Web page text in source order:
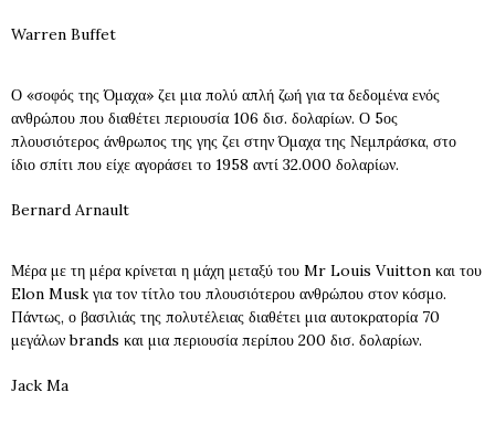
Warren Buffet
Ο «σοφός της Όμαχα» ζει μια πολύ απλή ζωή για τα δεδομένα ενός
ανθρώπου που διαθέτει περιουσία 106 δισ. δολαρίων. Ο 5ος
πλουσιότερος άνθρωπος της γης ζει στην Όμαχα της Νεμπράσκα, στο
ίδιο σπίτι που είχε αγοράσει το 1958 αντί 32.000 δολαρίων.
Bernard Arnault
Μέρα με τη μέρα κρίνεται η μάχη μεταξύ του Mr Louis Vuitton και του
Elon Musk για τον τίτλο του πλουσιότερου ανθρώπου στον κόσμο.
Πάντως, ο βασιλιάς της πολυτέλειας διαθέτει μια αυτοκρατορία 70
μεγάλων brands και μια περιουσία περίπου 200 δισ. δολαρίων.
Jack Ma